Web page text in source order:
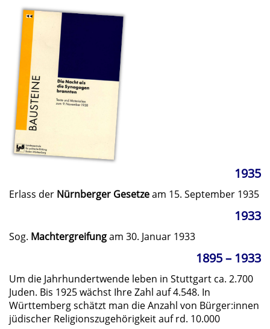
1935
Erlass der Nürnberger Gesetzeam 15. September 1935
1933
Sog. Machtergreifungam 30. Januar 1933
1895 – 1933
Um die Jahrhundertwende leben in Stuttgart ca. 2.700
Juden. Bis 1925 wächst Ihre Zahl auf 4.548. In
Württemberg schätzt man die Anzahl von Bürger:innen
jüdischer Religionszugehörigkeit auf rd. 10.000